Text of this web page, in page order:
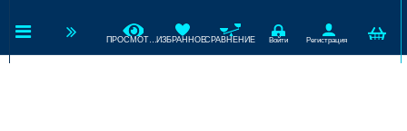
ПРОСМОТРЕННЫЕ ИЗБРАННОЕСРАВНЕНИЕ Войти Регистрация